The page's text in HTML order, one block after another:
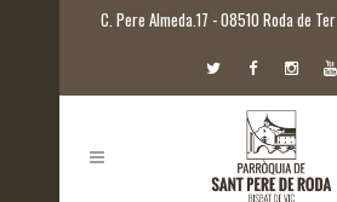
C. Pere Almeda.17 - 08510 Roda de Ter